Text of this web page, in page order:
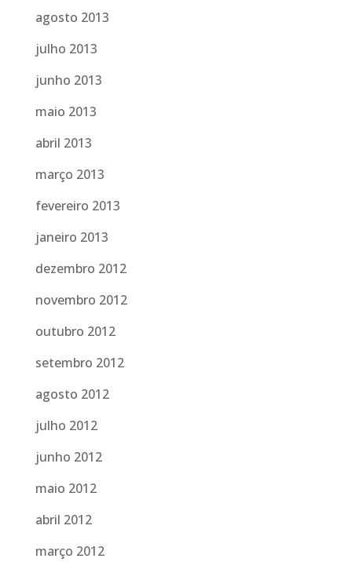
agosto 2013
julho 2013
junho 2013
maio 2013
abril 2013
março 2013
fevereiro 2013
janeiro 2013
dezembro 2012
novembro 2012
outubro 2012
setembro 2012
agosto 2012
julho 2012
junho 2012
maio 2012
abril 2012
março 2012